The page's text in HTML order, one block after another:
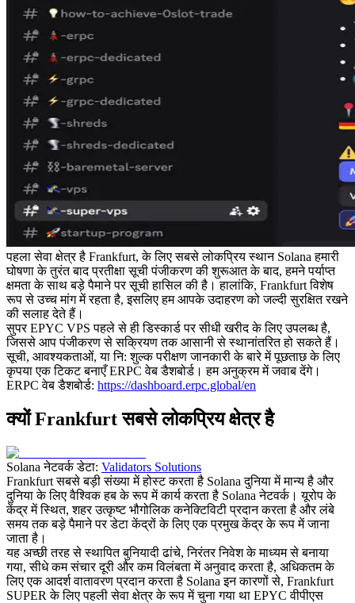
पहला सेवा क्षेत्र है Frankfurt, के लिए सबसे लोकप्रिय स्थान Solana हमारी
घोषणा के तुरंत बाद प्रतीक्षा सूची पंजीकरण की शुरूआत के बाद, हमने पर्याप्त
क्षमता के साथ बड़े पैमाने पर सूची हासिल की है। हालांकि, Frankfurt विशेष
रूप से उच्च मांग में रहता है, इसलिए हम आपके उदाहरण को जल्दी सुरक्षित रखने
की सलाह देते हैं।
सुपर EPYC VPS पहले से ही डिस्कार्ड पर सीधी खरीद के लिए उपलब्ध है,
जिससे आप पंजीकरण से सक्रियण तक आसानी से स्थानांतरित हो सकते हैं।
सूची, आवश्यकताओं, या नि: शुल्क परीक्षण जानकारी के बारे में पूछताछ के लिए
कृपया एक टिकट बनाएँ ERPC वेब डैशबोर्ड। हम अनुक्रम में जवाब देंगे।
ERPC वेब डैशबोर्ड: https://dashboard.erpc.global/en
क्यों Frankfurt सबसे लोकप्रिय क्षेत्र है
Solana नेटवर्क डेटा: Validators Solutions
Frankfurt सबसे बड़ी संख्या में होस्ट करता है Solana दुनिया में मान्य है और
दुनिया के लिए वैश्विक हब के रूप में कार्य करता है Solana नेटवर्क। यूरोप के
केंद्र में स्थित, शहर उत्कृष्ट भौगोलिक कनेक्टिविटी प्रदान करता है और लंबे
समय तक बड़े पैमाने पर डेटा केंद्रों के लिए एक प्रमुख केंद्र के रूप में जाना
जाता है।
यह अच्छी तरह से स्थापित बुनियादी ढांचे, निरंतर निवेश के माध्यम से बनाया
गया, सीधे कम संचार दूरी और कम विलंबता में अनुवाद करता है, अधिकतम के
लिए एक आदर्श वातावरण प्रदान करता है Solana इन कारणों से, Frankfurt
SUPER के लिए पहली सेवा क्षेत्र के रूप में चुना गया था EPYC वीपीएस